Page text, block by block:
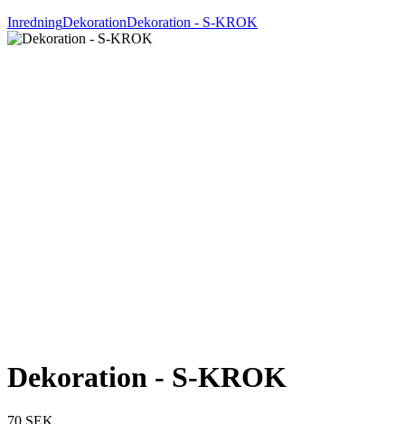
InredningDekorationDekoration - S-KROK
Dekoration - S-KROK